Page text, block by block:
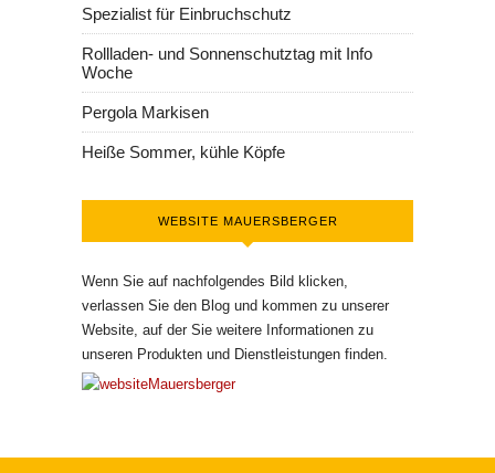
Spezialist für Einbruchschutz
Rollladen- und Sonnenschutztag mit Info
Woche
Pergola Markisen
Heiße Sommer, kühle Köpfe
WEBSITE MAUERSBERGER
Wenn Sie auf nachfolgendes Bild klicken,
verlassen Sie den Blog und kommen zu unserer
Website, auf der Sie weitere Informationen zu
unseren Produkten und Dienstleistungen finden.